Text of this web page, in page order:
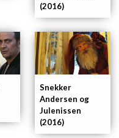
Snekker
Andersen og
Julenissen
(2016)
(2016)